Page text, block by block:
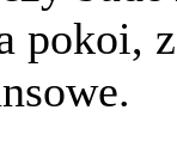
pokoi,